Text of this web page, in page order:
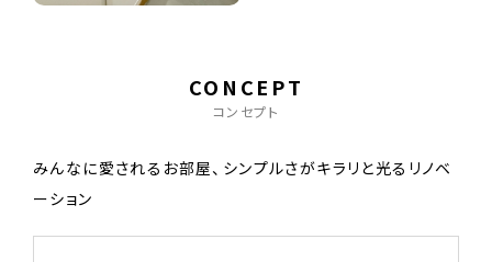
CONCEPT
コンセプト
みんなに愛されるお部屋、シンプルさがキラリと光るリノベ
ーション